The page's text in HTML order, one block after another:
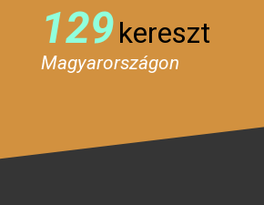
129kereszt
Magyarországon